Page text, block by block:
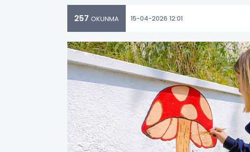
257 OKUNMA 15-04-2026 12:01